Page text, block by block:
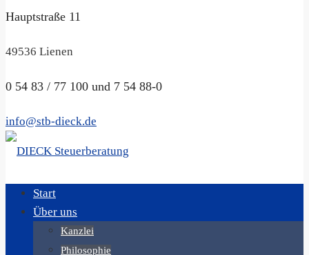
Hauptstraße 11
49536 Lienen
0 54 83 / 77 100 und 7 54 88-0
info@stb-dieck.de
Start
Über uns
Kanzlei
Philosophie